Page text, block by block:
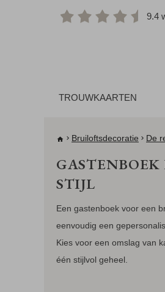
9.4
TROUWKAARTEN
Bruiloftsdecoratie De
STIJL
Een gastenboek voor een
eenvoudig een
Kies voor een omslag van
één stijlvol geheel.